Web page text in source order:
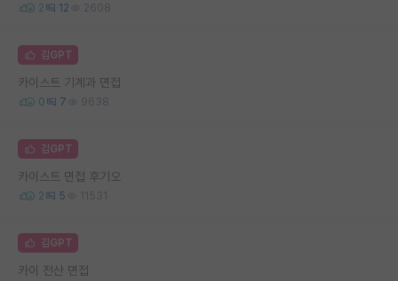
2 12 2608
김GPT
카이스트 기계과 면접
0 7 9638
김GPT
카이스트 면접 후기오
2 5 11531
김GPT
카이 전산 면접